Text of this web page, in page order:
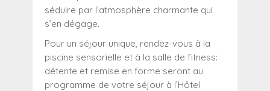
séduire par l’atmosphère charmante qui
s’en dégage.
Pour un séjour unique, rendez-vous à la
piscine sensorielle et à la salle de fitness:
détente et remise en forme seront au
programme de votre séjour à l’Hôtel